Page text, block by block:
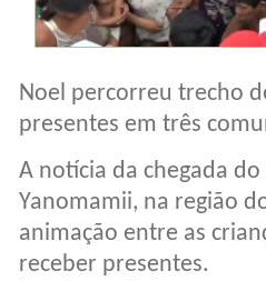
Noel percorreu trecho
presentes em três
A notícia da chegada
Yanomamii, na região
animação entre as
receber presentes.